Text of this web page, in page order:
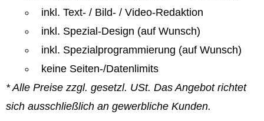
inkl. Text- / Bild- / Video-Redaktion
inkl. Spezial-Design (auf Wunsch)
inkl. Spezialprogrammierung (auf Wunsch)
keine Seiten-/Datenlimits
* Alle Preise zzgl. gesetzl. USt. Das Angebot richtet
sich ausschließlich an gewerbliche Kunden.